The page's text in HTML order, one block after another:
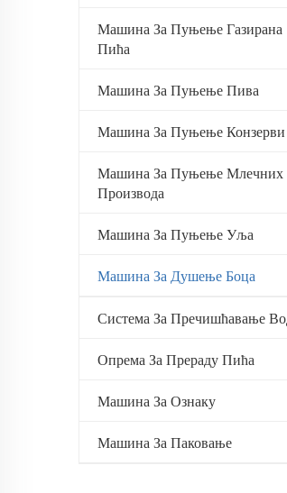
Машина За Пуњење Газирана
Пића
Машина За Пуњење Пива
Машина За Пуњење Конзерви
Машина За Пуњење Млечних
Производа
Машина За Пуњење Уља
Машина За Душење Боца
Система За Пречишћавање
Опрема За Прераду Пића
Машина За Ознаку
Машина За Паковање